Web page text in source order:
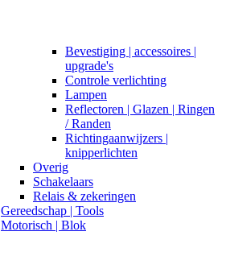
Bevestiging | accessoires |
upgrade's
Controle verlichting
Lampen
Reflectoren | Glazen | Ringen
/ Randen
Richtingaanwijzers |
knipperlichten
Overig
Schakelaars
Relais & zekeringen
Gereedschap | Tools
Motorisch | Blok